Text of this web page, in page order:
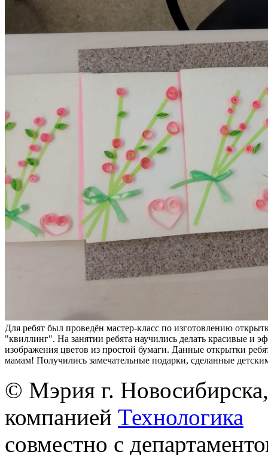
Для ребят был проведён мастер-класс по изготовлению
"квиллинг". На занятии ребята научились делать красивые и
изображения цветов из простой бумаги. Данные открытки
мамам! Получились замечательные подарки, сделанные
© Мэрия г.
компанией Технологика
совместно с